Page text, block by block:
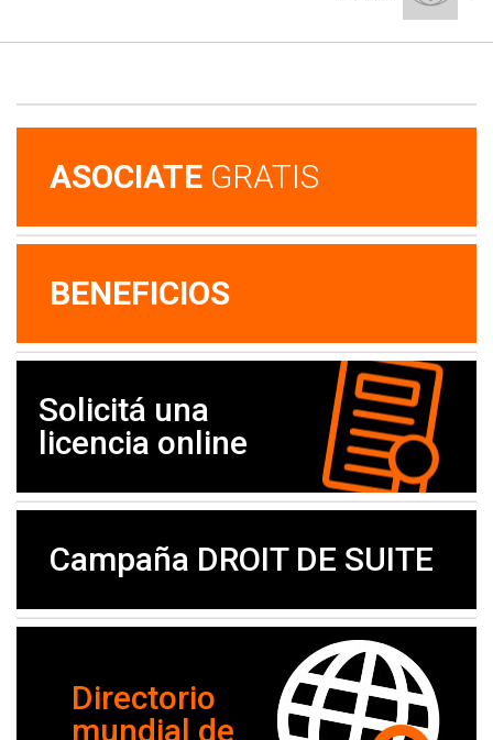
ASOCIATE GRATIS
BENEFICIOS
Solicitá una
licencia online
Campaña DROIT DE SUITE
Directorio
mundial de